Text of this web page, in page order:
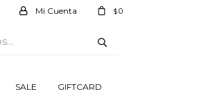
SALE GIFTCARD
$0